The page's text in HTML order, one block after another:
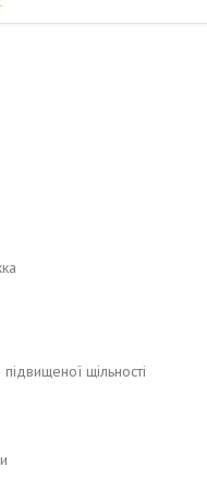
щільності